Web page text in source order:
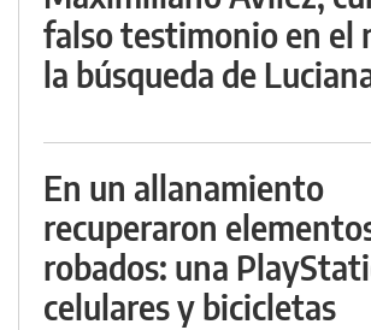
falso testimonio en el
la búsqueda de
En un allanamiento
recuperaron
robados: una
celulares y bicicletas